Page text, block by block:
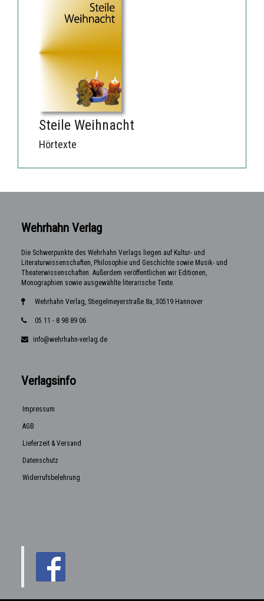
Steile Weihnacht
Hörtexte
Wehrhahn Verlag
Die Schwerpunkte des Wehrhahn Verlags liegen auf Kultur- und
Literaturwissenschaften, Philosophie und Geschichte sowie Musik- und
Theaterwissenschaften. Außerdem veröffentlichen wir Editionen,
Monographien sowie ausgewählte literarische Texte.
Wehrhahn Verlag, Stiegelmeyerstraße 8a, 30519 Hannover
05 11 - 8 98 89 06
info@wehrhahn-verlag.de
Verlagsinfo
Impressum
AGB
Lieferzeit & Versand
Datenschutz
Widerrufsbelehrung